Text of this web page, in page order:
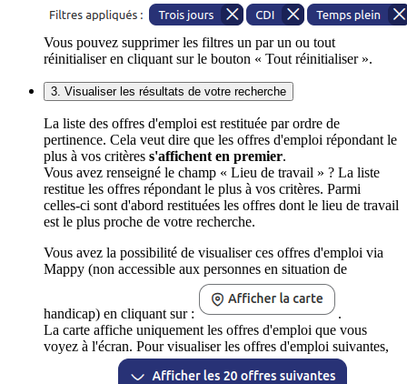
Vous pouvez supprimer les filtres un par un ou tout
réinitialiser en cliquant sur le bouton « Tout réinitialiser ».
3. Visualiser les résultats de votre recherche
La liste des offres d'emploi est restituée par ordre de
pertinence. Cela veut dire que les offres d'emploi répondant le
plus à vos critères s'affichent en premier.
Vous avez renseigné le champ « Lieu de travail » ? La liste
restitue les offres répondant le plus à vos critères. Parmi
celles-ci sont d'abord restituées les offres dont le lieu de travail
est le plus proche de votre recherche.
Vous avez la possibilité de visualiser ces offres d'emploi via
Mappy (non accessible aux personnes en situation de
handicap) en cliquant sur :
.
La carte affiche uniquement les offres d'emploi que vous
voyez à l'écran. Pour visualiser les offres d'emploi suivantes,